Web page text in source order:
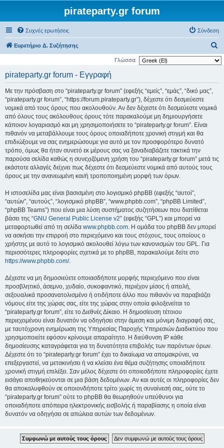
pirateparty.gr forum
Συχνές ερωτήσεις Σύνδεση
Ευρετήριο Δ. Συζήτησης
ν
Γλώσσα:
pirateparty.gr forum - Εγγραφή
Με την πρόσβαση στο “pirateparty.gr forum” (εφεξής “εμείς”, “εμάς”, “δικό μας”,
“pirateparty.gr forum”, “https://forum.pirateparty.gr”), δέχεστε ότι δεσμεύεστε
νομικά από τους όρους που ακολουθούν. Αν δεν δέχεστε ότι δεσμεύεστε νομικά
από όλους τους ακόλουθους όρους τότε παρακαλούμε μη δημιουργήσετε
κάποιον λογαριασμό και μη χρησιμοποιήσετε το “pirateparty.gr forum”. Είναι
πιθανόν να μεταβάλλουμε τους όρους οποιαδήποτε χρονική στιγμή και θα
επιδιώξουμε να σας ενημερώσουμε για αυτό με τον προσφορότερο δυνατό
τρόπο, όμως θα ήταν συνετό εκ μέρους σας να ξαναδιαβάζετε τακτικά την
παρούσα σελίδα καθώς η συνεχιζόμενη χρήση του “pirateparty.gr forum” μετά τις
εκάστοτε αλλαγές δείχνει πως δέχεστε ότι δεσμεύεστε νομικά από αυτούς τους
όρους με την ανανεωμένη και/ή τροποποιημένη μορφή των όρων.
Η ιστοσελίδα μας είναι βασισμένη στο λογισμικό phpBB (εφεξής “αυτοί”,
“αυτών”, “αυτούς”, “λογισμικό phpBB”, “www.phpbb.com”, “phpBB Limited”,
“phpBB Teams”) που είναι μια λύση συστήματος συζητήσεων που διατίθεται
βάσει της “GNU General Public License v2” (εφεξής “GPL”) και μπορεί να
μεταφορτωθεί από τη σελίδα www.phpbb.com. Η ομάδα του phpBB δεν μπορεί
να ασκήσει την επιρροή στο περιεχόμενο και τους στόχους, τους οποίους ο
χρήστης με αυτό το λογισμικό ακολουθεί λόγω των κανονισμών του GPL. Για
περισσότερες πληροφορίες σχετικά με το phpBB, παρακαλούμε δείτε στο
https://www.phpbb.com/.
Δέχεστε να μη δημοσιεύετε οποιασδήποτε μορφής περιεχόμενο που είναι
προσβλητικό, άσεμνο, χυδαίο, συκοφαντικό, περιέχον μίσος ή απειλή,
σεξουαλικά προσανατολισμένο ή οτιδήποτε άλλο που πιθανόν να παραβιάζει
νόμους είτε της χώρας σας, είτε της χώρας στην οποία φιλοξενείται το
“pirateparty.gr forum”, είτε το Διεθνές Δίκαιο. Η δημοσίευση τέτοιου
περιεχομένου είναι δυνατόν να οδηγήσει στην άμεση και μόνιμη διαγραφή σας,
με ταυτόχρονη ενημέρωση της Υπηρεσίας Παροχής Υπηρεσιών Διαδικτύου που
χρησιμοποιείτε εφόσον κρίνουμε απαραίτητο. Η διεύθυνση IP κάθε
δημοσίευσης καταγράφεται για τη δυνατότητα επιβολής των παρόντων όρων.
Δέχεστε ότι το “pirateparty.gr forum” έχει το δικαίωμα να απομακρύνει, να
επεξεργαστεί, να μετακινήσει ή να κλείσει ένα θέμα συζήτησης οποιαδήποτε
χρονική στιγμή επιλέξει. Σαν μέλος δέχεστε ότι οποιεσδήποτε πληροφορίες έχετε
εισάγει αποθηκεύονται σε μια βάση δεδομένων. Αν και αυτές οι πληροφορίες δεν
θα αποκαλυφθούν σε οποιονδήποτε τρίτο χωρίς τη συναίνεσή σας, ούτε το
“pirateparty.gr forum” ούτε το phpBB θα θεωρηθούν υπεύθυνοι για
οποιαδήποτε απόπειρα ηλεκτρονικής εισβολής ή παραβίασης η οποία είναι
δυνατόν να οδηγήσει σε απώλεια αυτών των δεδομένων.